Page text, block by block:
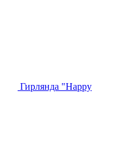
Гирлянда "Happy